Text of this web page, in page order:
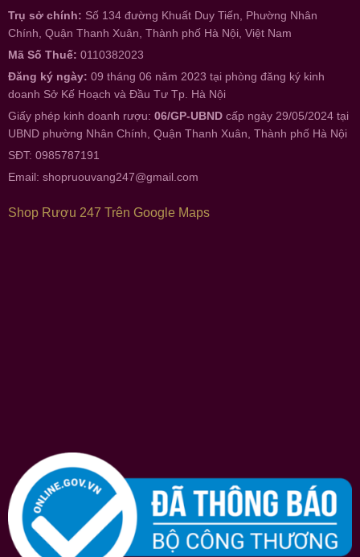
Trụ sở chính: Số 134 đường Khuất Duy Tiến, Phường Nhân
Chính, Quận Thanh Xuân, Thành phố Hà Nội, Việt Nam
Mã Số Thuế: 0110382023
Đăng ký ngày: 09 tháng 06 năm 2023 tại phòng đăng ký kinh
doanh Sở Kế Hoạch và Đầu Tư Tp. Hà Nội
Giấy phép kinh doanh rượu: 06/GP-UBND cấp ngày 29/05/2024 tại
UBND phường Nhân Chính, Quận Thanh Xuân, Thành phố Hà Nội
SĐT: 0985787191
Email: shopruouvang247@gmail.com
Shop Rượu 247 Trên Google Maps